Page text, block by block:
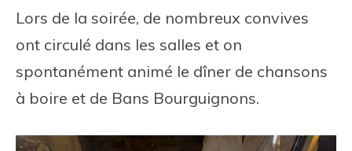
Lors de la soirée, de nombreux convives
ont circulé dans les salles et on
spontanément animé le dîner de chansons
à boire et de Bans Bourguignons.